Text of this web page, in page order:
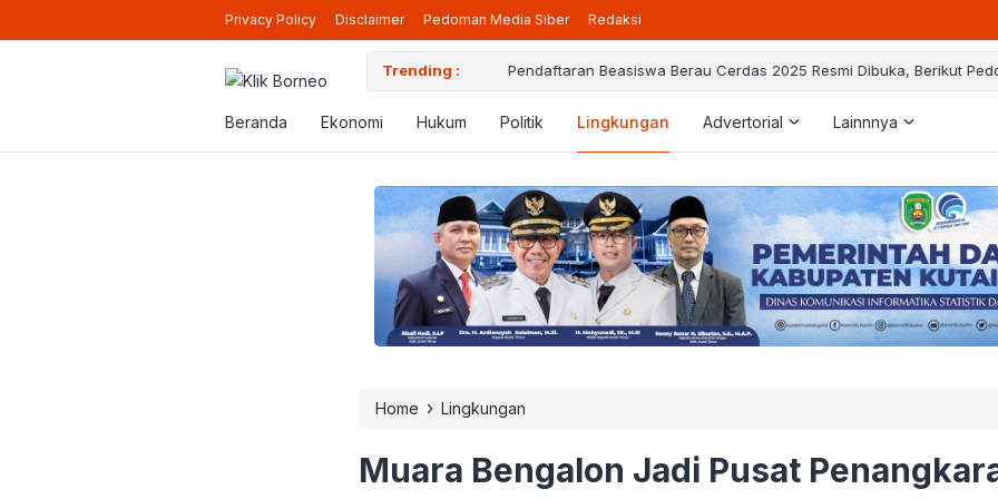
Privacy Policy Disclaimer Pedoman Media Siber Redaksi
Trending :
Siap Beroperasi Lagi di Berau Pendaftaran Beasiswa Berau Cerdas 2025 Resmi Dibuka, Berikut
Beranda Ekonomi Hukum Politik Lingkungan Advertorial Lainnnya
Home › Lingkungan
Muara Bengalon Jadi Pusat